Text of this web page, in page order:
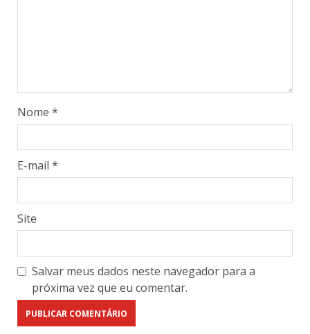
Nome *
E-mail *
Site
Salvar meus dados neste navegador para a
próxima vez que eu comentar.